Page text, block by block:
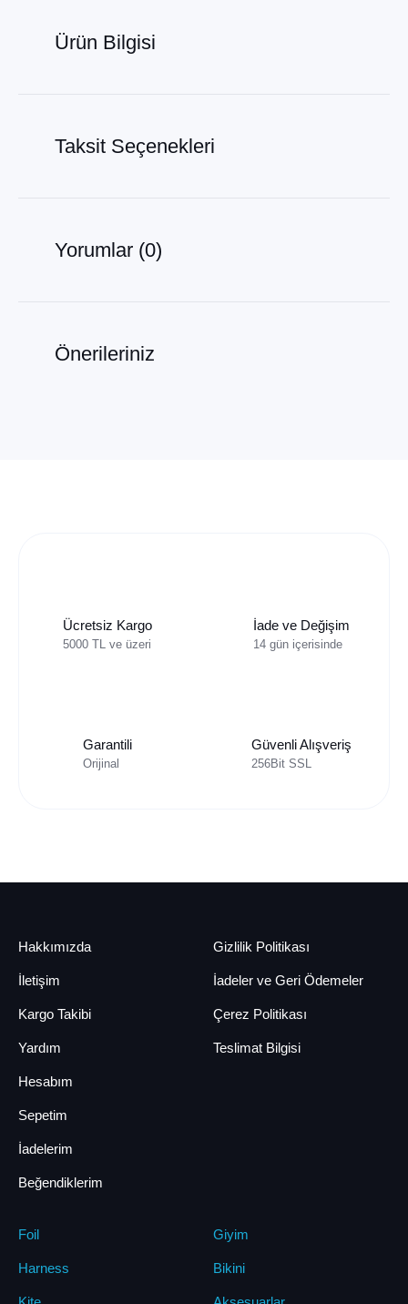
Ürün Bilgisi
Taksit Seçenekleri
Yorumlar (0)
Önerileriniz
Ücretsiz Kargo
5000 TL ve üzeri
İade ve Değişim
14 gün içerisinde
Garantili
Orijinal
Güvenli Alışveriş
256Bit SSL
Hakkımızda
İletişim
Kargo Takibi
Yardım
Gizlilik Politikası
İadeler ve Geri Ödemeler
Çerez Politikası
Teslimat Bilgisi
Hesabım
Sepetim
İadelerim
Beğendiklerim
Foil
Harness
Giyim
Bikini